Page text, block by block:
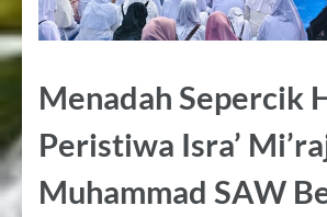
Menadah Sepercik
Peristiwa Isra’
Muhammad SAW